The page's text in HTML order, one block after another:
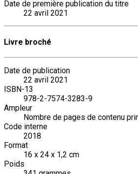
Date de première publication du titre
22 avril 2021
Livre broché
Date de publication
22 avril 2021
ISBN-13
978-2-7574-3283-9
Ampleur
Nombre de pages de contenu
Code interne
2018
Format
16 x 24 x 1,2 cm
Poids